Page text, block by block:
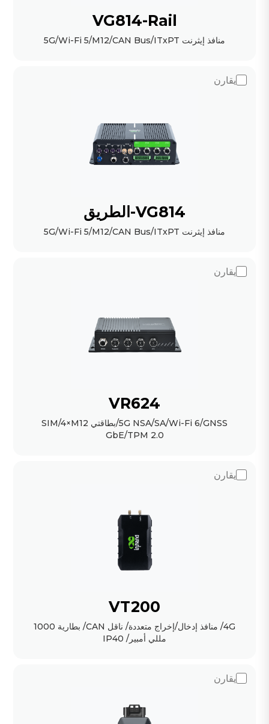
VG814-Rail
منافذ إيثرنت 5G/Wi-Fi 5/M12/CAN Bus/ITxPT
يقارن
VG814-الطريق
منافذ إيثرنت 5G/Wi-Fi 5/M12/CAN Bus/ITxPT
يقارن
VR624
5G NSA/SA/Wi-Fi 6/GNSS/بطاقتي SIM/4×M12
GbE/TPM 2.0
يقارن
VT200
4G/ منافذ إدخال/إخراج متعددة/ ناقل CAN/ بطارية 1000
مللي أمبير/ IP40
يقارن